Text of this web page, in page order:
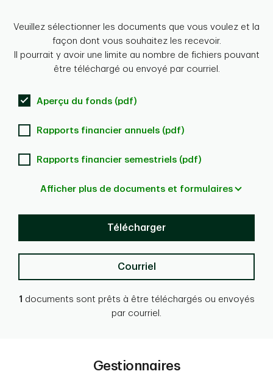
Veuillez sélectionner les documents que vous voulez et la
façon dont vous souhaitez les recevoir.
Il pourrait y avoir une limite au nombre de fichiers pouvant
être téléchargé ou envoyé par courriel.
Aperçu du fonds (pdf)
Rapports financier annuels (pdf)
Rapports financier semestriels (pdf)
Afficher plus de documents et formulaires
Télécharger
Courriel
1 documents sont prêts à être téléchargés ou envoyés
par courriel.
Gestionnaires